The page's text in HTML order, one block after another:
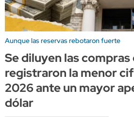
Aunque las reservas rebotaron fuerte
Se diluyen las compras
registraron la menor
2026 ante un mayor
dólar